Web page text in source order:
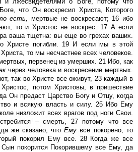
что Он воскресил Христа, Которого
есть, мертвые не воскресают; 16 ибо
то и Христос не воскрес. 17 А если
ваша тщетна: вы еще во грехах ваших.
Христе погибли. 19 И если мы в этой
то мы несчастнее всех человеков.
первенец из умерших. 21 Ибо, как
через человека и воскресение мертвых.
так во Христе все оживут, 23 каждый в
потом Христовы, в пришествие
Он предаст Царство Богу и Отцу, когда
и всякую власть и силу. 25 Ибо Ему
низложит всех врагов под ноги Свои.
– смерть, 27 потому что все
же сказано, что Ему все покорено, то
покорил Ему все. 28 Когда же все
покорится Покорившему все Ему, да